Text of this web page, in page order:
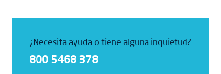
¿Necesita ayuda o tiene alguna inquietud?
800 5468 378